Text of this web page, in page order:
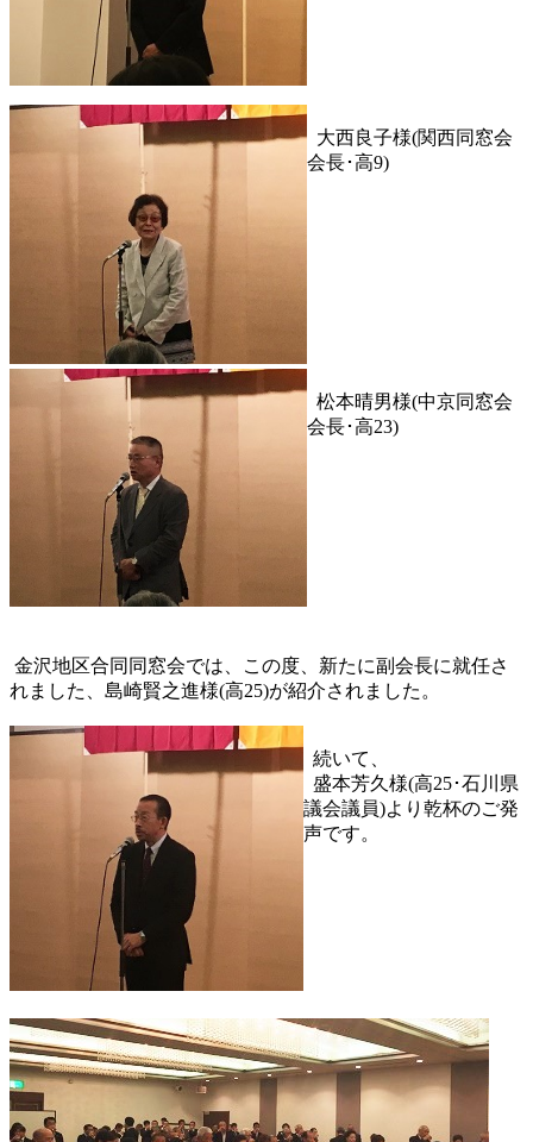
大西良子様(関西同窓会
会長･高9)
松本晴男様(中京同窓会
会長･高23)
金沢地区合同同窓会では、この度、新たに副会長に就任さ
れました、島崎賢之進様(高25)が紹介されました。
続いて、
盛本芳久様(高25･石川県
議会議員)より乾杯のご発
声です。